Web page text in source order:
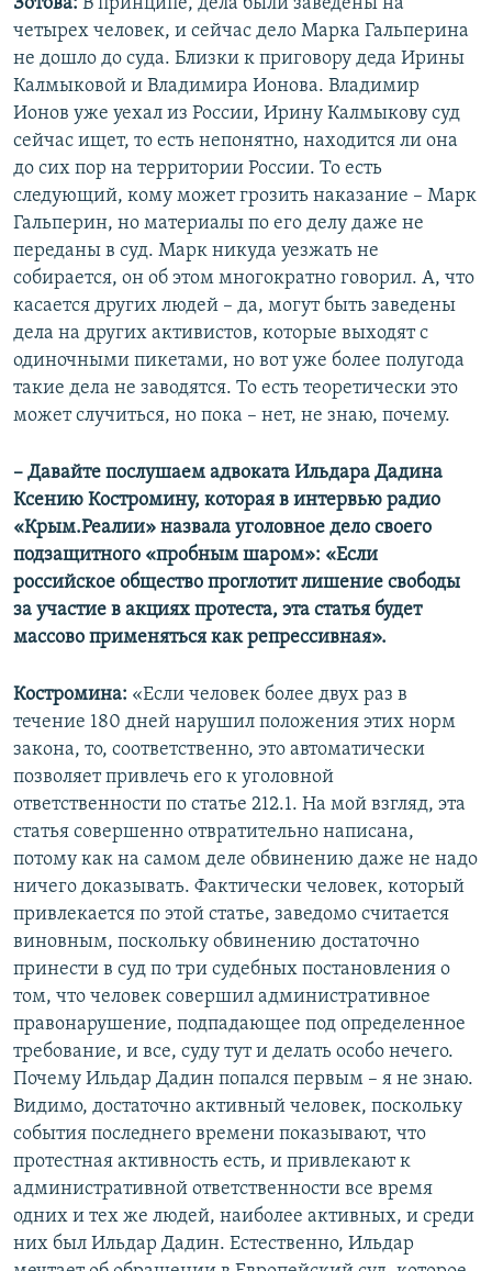
Зотова: В принципе, дела были заведены на
четырех человек, и сейчас дело Марка Гальперина
не дошло до суда. Близки к приговору деда Ирины
Калмыковой и Владимира Ионова. Владимир
Ионов уже уехал из России, Ирину Калмыкову суд
сейчас ищет, то есть непонятно, находится ли она
до сих пор на территории России. То есть
следующий, кому может грозить наказание – Марк
Гальперин, но материалы по его делу даже не
переданы в суд. Марк никуда уезжать не
собирается, он об этом многократно говорил. А, что
касается других людей – да, могут быть заведены
дела на других активистов, которые выходят с
одиночными пикетами, но вот уже более полугода
такие дела не заводятся. То есть теоретически это
может случиться, но пока – нет, не знаю, почему.
– Давайте послушаем адвоката Ильдара Дадина
Ксению Костромину, которая в интервью радио
«Крым.Реалии» назвала уголовное дело своего
подзащитного «пробным шаром»: «Если
российское общество проглотит лишение свободы
за участие в акциях протеста, эта статья будет
массово применяться как репрессивная».
Костромина: «Если человек более двух раз в
течение 180 дней нарушил положения этих норм
закона, то, соответственно, это автоматически
позволяет привлечь его к уголовной
ответственности по статье 212.1. На мой взгляд, эта
статья совершенно отвратительно написана,
потому как на самом деле обвинению даже не надо
ничего доказывать. Фактически человек, который
привлекается по этой статье, заведомо считается
виновным, поскольку обвинению достаточно
принести в суд по три судебных постановления о
том, что человек совершил административное
правонарушение, подпадающее под определенное
требование, и все, суду тут и делать особо нечего.
Почему Ильдар Дадин попался первым – я не знаю.
Видимо, достаточно активный человек, поскольку
события последнего времени показывают, что
протестная активность есть, и привлекают к
административной ответственности все время
одних и тех же людей, наиболее активных, и среди
них был Ильдар Дадин. Естественно, Ильдар